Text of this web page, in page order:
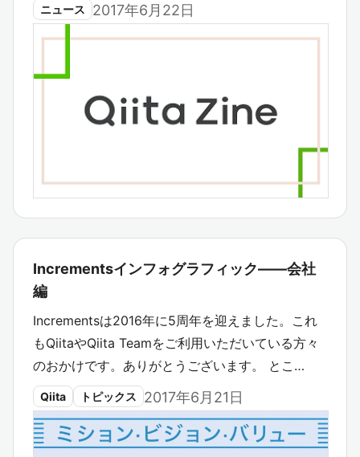
ニュース 2017年6月22日
Incrementsインフォグラフィック――会社
編
Incrementsは2016年に5周年を迎えました。これ
もQiitaやQiita Teamをご利用いただいている方々
のおかけです。ありがとうございます。 とこ…
Qiita トピックス 2017年6月21日